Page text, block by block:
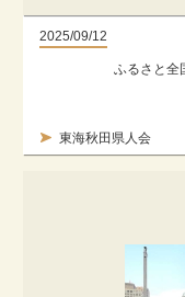
2025/09/12
東海秋田県人会
ふるさと全